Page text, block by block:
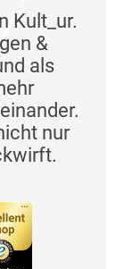
Kult_ur.
&
als
nur